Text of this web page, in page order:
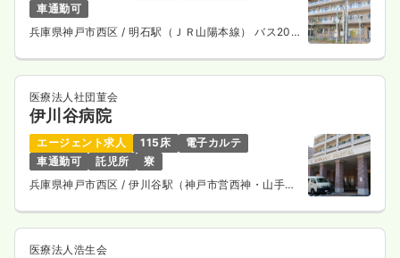
日祝休み
日勤のみ（パート）
給与 時給1,550円
時間 8:30～17:00
車通勤可
兵庫県神戸市西区/ 明石駅（ＪＲ山陽本線） バス20
医療法人社団菫会
伊川谷病院
エージェント求人 115床
電子カルテ
車通勤可
託児所
寮
兵庫県神戸市西区/ 伊川谷駅（神戸市営西神・山手
医療法人浩生会